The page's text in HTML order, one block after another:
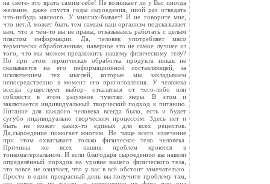
на свете- это врать самим себе! Не возникает ли у Вас иногда
желание, даже спустя годы сыроедения, иной раз отведать
что-нибудь мясного. У многих-бывает! И не говорите мне,
что нет.А может быть тем самым ваш организм подсказывает
вам, что в чём-то вы не правы, отказываясь работать с целым
пластом информации. Да, человек употребляет мясо
термически обработанным, наверное это не самое лучшее из
того, что мы можем предложить нашему физическому телу?
Но при этом термическая обработка продукта никак не
сказывается на его информационной составляющей, за
исключением тех мыслей, которые мы закладываем
непосредственно в момент его приготовления. У человека
всегда существует выбор- отказаться от чего-либо или
соблюсти в этом разумное чувство меры. В этом и
заключается индивидуальный творческий подход к питанию.
Питание для каждого человека всегда было, есть и будет
сугубо индивидуально творческим процессом. Здесь нет и
быть не может каких-то единых для всех рецептов.
Да,сыроедение помогает многим. Но чаще всего излечение
при этом охватывает только физическое тело человека.
Причины же всех наших проблем кроются в
тонкоматериальном. И если благодаря сыроедению вы навели
определённый порядок на уровне вашего физического тела,
это вовсе не означает, что у вас в всё обстоит замечательно.
Просто в один прекрасный день вы получите проблему там,